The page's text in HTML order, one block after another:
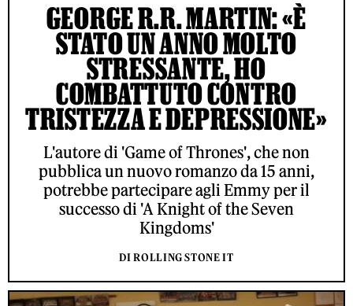
GEORGE R.R. MARTIN: «È
STATO UN ANNO MOLTO
STRESSANTE, HO
COMBATTUTO CONTRO
TRISTEZZA E DEPRESSIONE»
L'autore di 'Game of Thrones', che non
pubblica un nuovo romanzo da 15 anni,
potrebbe partecipare agli Emmy per il
successo di 'A Knight of the Seven
Kingdoms'
DI ROLLING STONE IT